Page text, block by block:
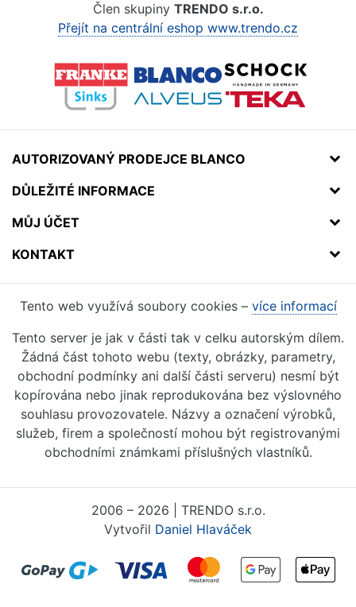
Člen skupiny TRENDO s.r.o.
Přejít na centrální eshop www.trendo.cz
AUTORIZOVANÝ PRODEJCE BLANCO
DŮLEŽITÉ INFORMACE
MŮJ ÚČET
KONTAKT
Tento web využívá soubory cookies – více informací
Tento server je jak v části tak v celku autorským dílem.
Žádná část tohoto webu (texty, obrázky, parametry,
obchodní podmínky ani další části serveru) nesmí být
kopírována nebo jinak reprodukována bez výslovného
souhlasu provozovatele. Názvy a označení výrobků,
služeb, firem a společností mohou být registrovanými
obchodními známkami příslušných vlastníků.
2006 – 2026 | TRENDO s.r.o.
Vytvořil Daniel Hlaváček